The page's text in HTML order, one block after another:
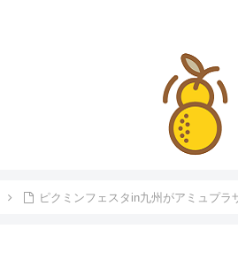
ピクミンフェスタin九州がアミュプラ